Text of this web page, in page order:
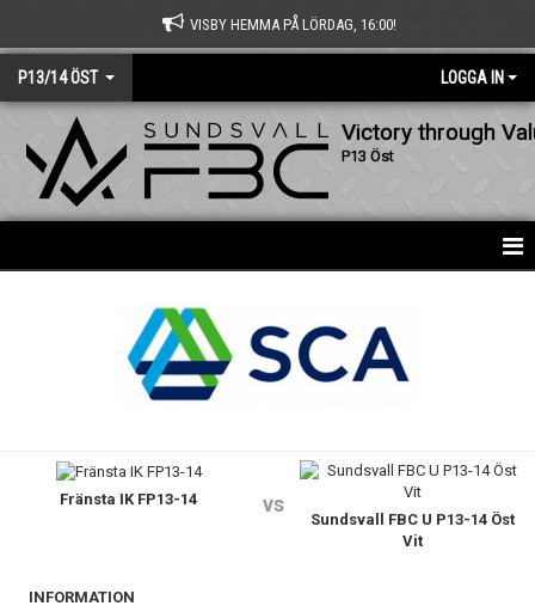
VISBY HEMMA PÅ LÖRDAG, 16:00!
P13/14 ÖST LOGGA IN
Victory through
P13 Öst
TRUPPEN
DOKUMENT
Fränsta IK FP13-14 vs
Sundsvall FBC U P13-14 Öst
Vit
INFORMATION